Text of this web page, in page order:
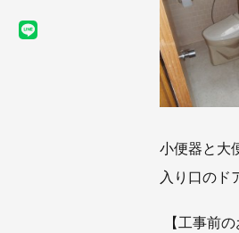
小便器と大
入り口のド
【工事前